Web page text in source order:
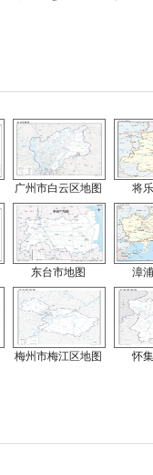
广州市白云区地图 将
东台市地图 漳
梅州市梅江区地图 怀